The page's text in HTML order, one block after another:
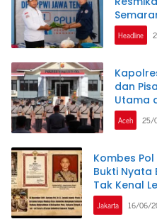
Headline
dan
Utama
Aceh 25/
Kombes
Bukti Nyata
Tak Kenal
Jakarta 16/06/